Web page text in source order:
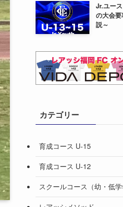
Jr.ユー
の大会
説～
カテゴリー
育成コース U-15
育成コース U-12
スクールコース（幼・低学